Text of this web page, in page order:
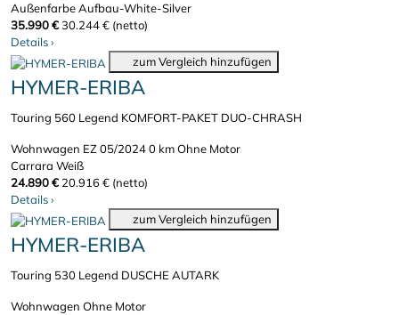
Außenfarbe Aufbau-White-Silver
35.990 €30.244 € (netto)
Details›
zum Vergleich hinzufügen
HYMER-ERIBA
Touring 560 Legend KOMFORT-PAKET DUO-CHRASH
Wohnwagen EZ 05/20240 kmOhne Motor
Carrara Weiß
24.890 € 20.916 € (netto)
Details›
zum Vergleich hinzufügen
HYMER-ERIBA
Touring 530 Legend DUSCHE AUTARK
Wohnwagen Ohne Motor